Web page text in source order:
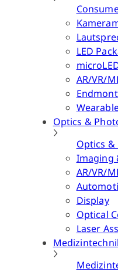
LED
AR/VR/
Optics &
Optics
Imaging
AR/VR/
Display
Optical
Laser